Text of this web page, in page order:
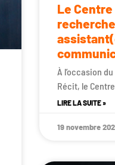
Le
À l’occasion
Récit, le
LIRE LA SUITE »
19 novembre